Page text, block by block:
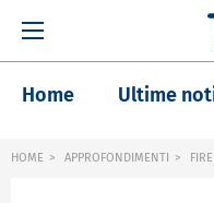
Home Ultime
HOME APPROFONDIMENTI